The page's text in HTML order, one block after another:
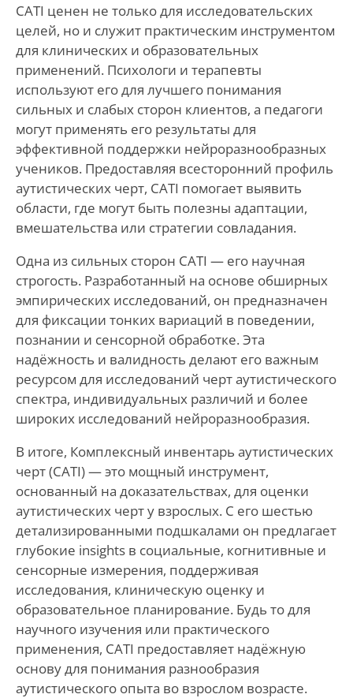
CATI ценен не только для исследовательских
целей, но и служит практическим инструментом
для клинических и образовательных
применений. Психологи и терапевты
используют его для лучшего понимания
сильных и слабых сторон клиентов, а педагоги
могут применять его результаты для
эффективной поддержки нейроразнообразных
учеников. Предоставляя всесторонний профиль
аутистических черт, CATI помогает выявить
области, где могут быть полезны адаптации,
вмешательства или стратегии совладания.
Одна из сильных сторон CATI — его научная
строгость. Разработанный на основе обширных
эмпирических исследований, он предназначен
для фиксации тонких вариаций в поведении,
познании и сенсорной обработке. Эта
надёжность и валидность делают его важным
ресурсом для исследований черт аутистического
спектра, индивидуальных различий и более
широких исследований нейроразнообразия.
В итоге, Комплексный инвентарь аутистических
черт (CATI) — это мощный инструмент,
основанный на доказательствах, для оценки
аутистических черт у взрослых. С его шестью
детализированными подшкалами он предлагает
глубокие insights в социальные, когнитивные и
сенсорные измерения, поддерживая
исследования, клиническую оценку и
образовательное планирование. Будь то для
научного изучения или практического
применения, CATI предоставляет надёжную
основу для понимания разнообразия
аутистического опыта во взрослом возрасте.